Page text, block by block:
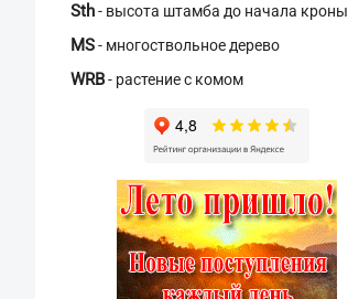
Sth- высота штамба до начала кроны
MS- многоствольное дерево
WRB- растение с комом